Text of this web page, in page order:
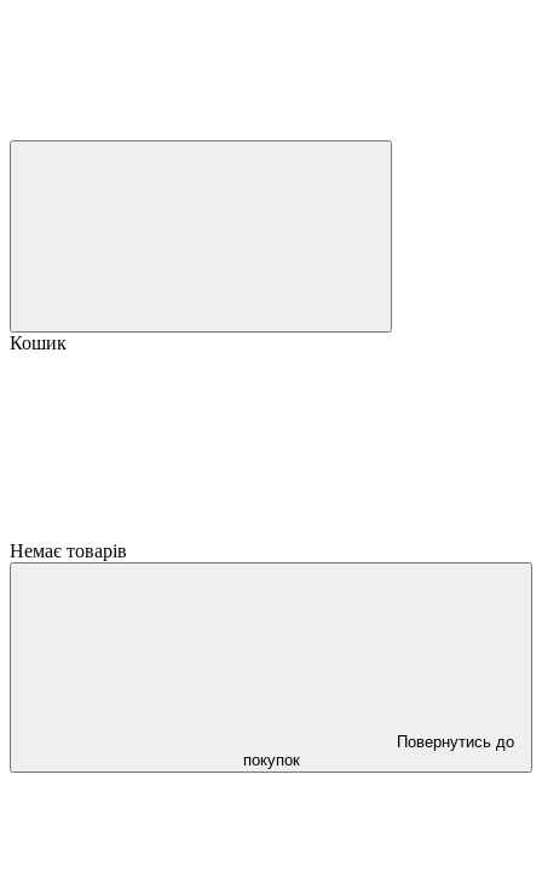
Кошик
Немає товарів
Повернутись до
покупок